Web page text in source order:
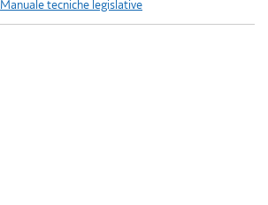
Manuale tecniche legislative